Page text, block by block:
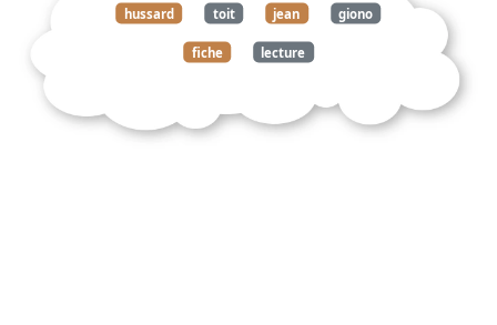
hussard toit jean giono
fiche lecture